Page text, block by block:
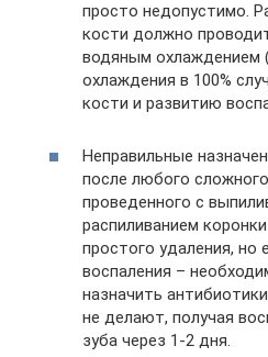
просто недопустимо.
кости должно
водяным охлаждением
охлаждения в 100%
кости и развитию
Неправильные
после любого
проведенного с
распиливанием
простого удаления, но
воспаления –
назначить
не делают, получая
зуба через 1-2 дня.